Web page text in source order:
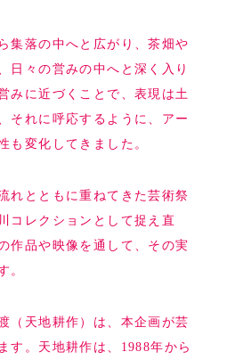
集落の中へと広がり、茶畑や
日々の営みの中へと深く入り
みに近づくことで、表現は土
それに呼応するように、アー
も変化してきました。
れとともに重ねてきた芸術祭
コレクションとして捉え直
作品や映像を通して、その実
。
（天地耕作）は、本企画が芸
す。天地耕作は、1988年から